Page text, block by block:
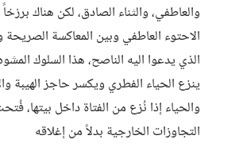
والعاطفي، والثناء الصادق، لكن هناك
الاحتوء العاطفي وبين المعاكسة الصريحة
الذي يدعوا اليه الناصح، هذا السلوك
ينزع الحياء الفطري ويكسر حاجز الهيبة
والحياء إذا نُزع من الفتاة داخل بيتها،
التجاوزات الخارجية بدلاً من إغلاقه